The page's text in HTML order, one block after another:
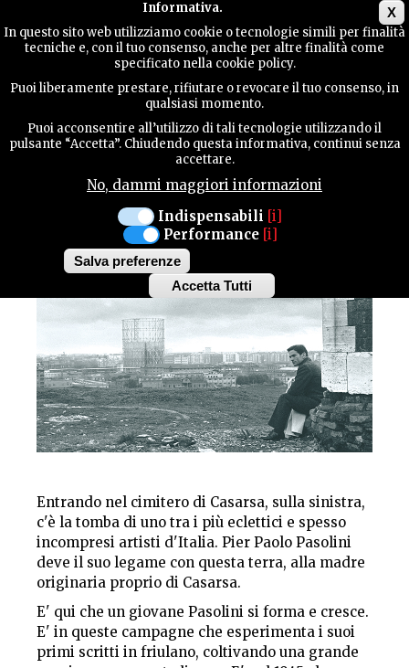
X
Informativa.
In questo sito web utilizziamo cookie o tecnologie simili per finalità
tecniche e, con il tuo consenso, anche per altre finalità come
specificato nella cookie policy.
Puoi liberamente prestare, rifiutare o revocare il tuo consenso, in
qualsiasi momento.
Puoi acconsentire all’utilizzo di tali tecnologie utilizzando il
pulsante “Accetta”. Chiudendo questa informativa, continui senza
accettare.
No, dammi maggiori informazioni
Indispensabili [i]
Performance [i]
Salva preferenze
Accetta Tutti
Withdraw
consent
CONTATTI
Cultura / Personaggi
CASARSA DELLA DELIZIA
A CASA DI PIER PAOLO
PASOLINI
Entrando nel cimitero di Casarsa, sulla sinistra,
c'è la tomba di uno tra i più eclettici e spesso
incompresi artisti d'Italia. Pier Paolo Pasolini
deve il suo legame con questa terra, alla madre
originaria proprio di Casarsa.
E' qui che un giovane Pasolini si forma e cresce.
E' in queste campagne che esperimenta i suoi
primi scritti in friulano, coltivando una grande